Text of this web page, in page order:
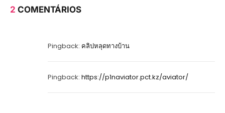
2 COMENTÁRIOS
Pingback: คลิปหลุดทางบ้าน
Pingback: https://p1naviator.pct.kz/aviator/